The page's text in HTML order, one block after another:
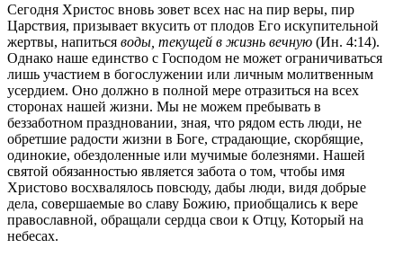
Сегодня Христос вновь зовет всех нас на пир веры, пир
Царствия, призывает вкусить от плодов Его искупительной
жертвы, напиться воды, текущей в жизнь вечную (Ин. 4:14).
Однако наше единство с Господом не может ограничиваться
лишь участием в богослужении или личным молитвенным
усердием. Оно должно в полной мере отразиться на всех
сторонах нашей жизни. Мы не можем пребывать в
беззаботном праздновании, зная, что рядом есть люди, не
обретшие радости жизни в Боге, страдающие, скорбящие,
одинокие, обездоленные или мучимые болезнями. Нашей
святой обязанностью является забота о том, чтобы имя
Христово восхвалялось повсюду, дабы люди, видя добрые
дела, совершаемые во славу Божию, приобщались к вере
православной, обращали сердца свои к Отцу, Который на
небесах.